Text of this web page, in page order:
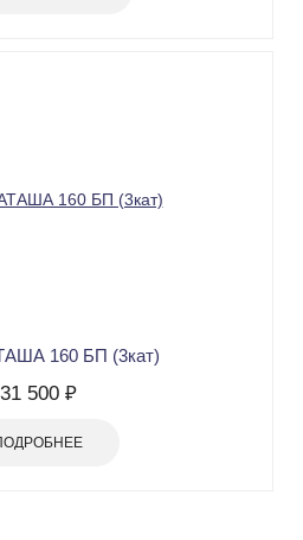
160 БП (3кат)
31 500 ₽